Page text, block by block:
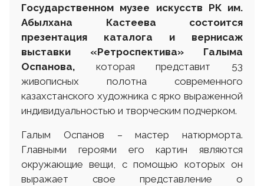
Государственном музее искусств РК им.
Абылхана Кастеева состоится
презентация каталога и вернисаж
выставки «Ретроспектива» Галыма
Оспанова, которая представит 53
живописных полотна современного
казахстанского художника с ярко выраженной
индивидуальностью и творческим подчерком.
Галым Оспанов – мастер натюрморта.
Главными героями его картин являются
окружающие вещи, с помощью которых он
выражает свое представление о